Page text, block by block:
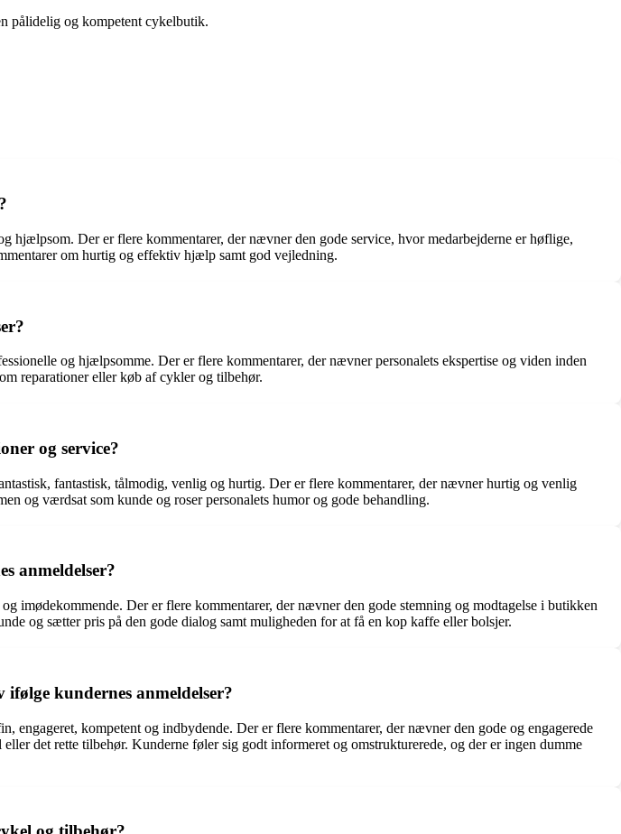
pålidelig og kompetent cykelbutik.
Der er flere kommentarer, der nævner den gode service, hvor medarbejderne er høflige,
om hurtig og effektiv hjælp samt god vejledning.
og hjælpsomme. Der er flere kommentarer, der nævner personalets ekspertise og viden inden
reparationer eller køb af cykler og tilbehør.
og service?
fantastisk, tålmodig, venlig og hurtig. Der er flere kommentarer, der nævner hurtig og venlig
og værdsat som kunde og roser personalets humor og gode behandling.
anmeldelser?
imødekommende. Der er flere kommentarer, der nævner den gode stemning og modtagelse i butikken
og sætter pris på den gode dialog samt muligheden for at få en kop kaffe eller bolsjer.
kundernes anmeldelser?
kompetent og indbydende. Der er flere kommentarer, der nævner den gode og engagerede
det rette tilbehør. Kunderne føler sig godt informeret og omstrukturerede, og der er ingen dumme